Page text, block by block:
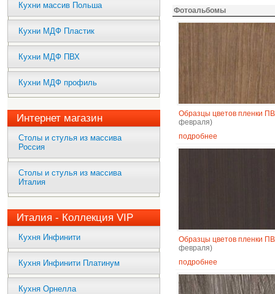
Кухни массив Польша
Кухни МДФ Пластик
Кухни МДФ ПВХ
Кухни МДФ профиль
Интернет магазин
Столы и стулья из массива
Россия
Столы и стулья из массива
Италия
Италия - Коллекция VIP
Кухня Инфинити
Кухня Инфинити Платинум
Кухня Орнелла
Фотоальбомы
Образцы цветов пленки
февраля)
подробнее
Образцы цветов пленки
февраля)
подробнее